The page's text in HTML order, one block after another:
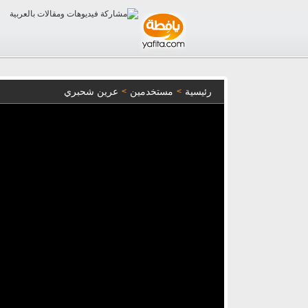
رئيسية > مستخدمين > عرين شحبري